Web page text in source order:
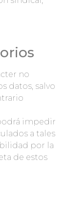
no
datos, salvo
impedir
a tales
por la
de estos